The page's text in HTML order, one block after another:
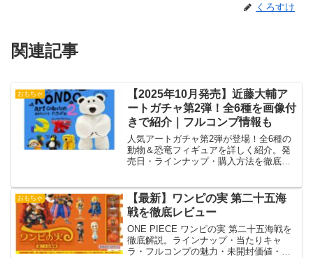
くろすけ
関連記事
おもちゃ
【2025年10月発売】近藤大輔ア
ートガチャ第2弾！全6種を画像付
きで紹介｜フルコンプ情報も
人気アートガチャ第2弾が登場！全6種の
動物＆恐竜フィギュアを詳しく紹介。発
売日・ラインナップ・購入方法を徹底解
おもちゃ
【最新】ワンピの実 第二十五海
戦を徹底レビュー
ONE PIECE ワンピの実 第二十五海戦を
徹底解説。ラインナップ・当たりキャ
ラ・フルコンプの魅力・未開封価値・飾